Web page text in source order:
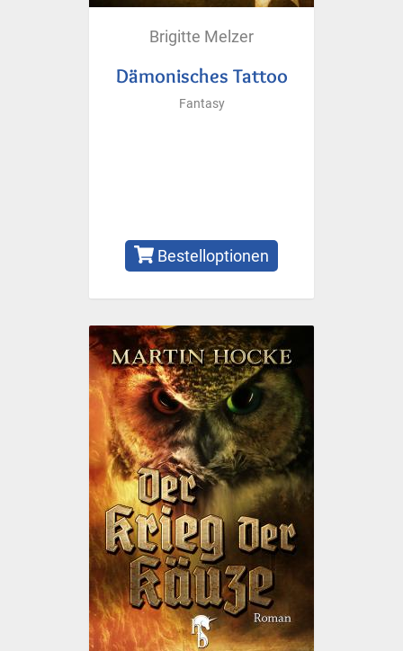
Brigitte Melzer
Dämonisches Tattoo
Fantasy
Bestelloptionen